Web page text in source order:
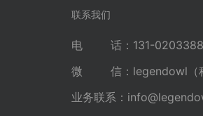
联系我们
电 话：131-
微 信：legendowl（科
业务联系：